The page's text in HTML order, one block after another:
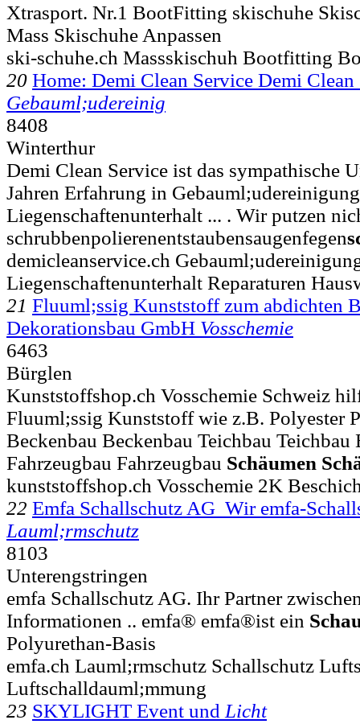
Xtrasport. Nr.1 BootFitting skischuhe
Mass Skischuhe Anpassen
ski-schuhe.ch Massskischuh Bootfitting
20 Home: Demi Clean Service Demi
Gebauml;udereinig
8408
Winterthur
Demi Clean Service ist das sympathische
Jahren Erfahrung in Gebauml;udereinigung
Liegenschaftenunterhalt ... . Wir putzen
schrubbenpolierenentstaubensaugenfegen
demicleanservice.ch
Liegenschaftenunterhalt Reparaturen
21 Fluuml;ssig Kunststoff zum abdichten
Dekorationsbau GmbH Vosschemie
6463
Bürglen
Kunststoffshop.ch Vosschemie Schweiz
Fluuml;ssig Kunststoff wie z.B. Polyester
Beckenbau Beckenbau Teichbau
Fahrzeugbau Fahrzeugbau Schäumen
kunststoffshop.ch Vosschemie 2K
22 Emfa Schallschutz AG Wir emfa-
Lauml;rmschutz
8103
Unterengstringen
emfa Schallschutz AG. Ihr Partner
Informationen .. emfa® emfa®ist ein
Polyurethan-Basis
emfa.ch Lauml;rmschutz Schallschutz
Luftschalldauml;mmung
23 SKYLIGHT Event und Licht